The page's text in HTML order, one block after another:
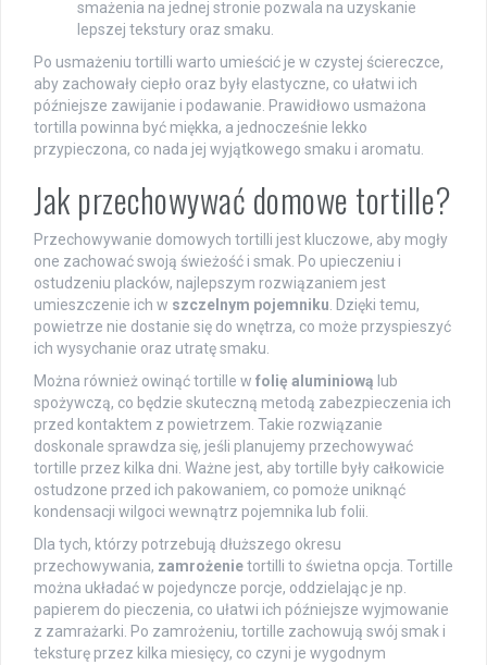
smażenia na jednej stronie pozwala na uzyskanie
lepszej tekstury oraz smaku.
Po usmażeniu tortilli warto umieścić je w czystej ściereczce,
aby zachowały ciepło oraz były elastyczne, co ułatwi ich
późniejsze zawijanie i podawanie. Prawidłowo usmażona
tortilla powinna być miękka, a jednocześnie lekko
przypieczona, co nada jej wyjątkowego smaku i aromatu.
Jak przechowywać domowe tortille?
Przechowywanie domowych tortilli jest kluczowe, aby mogły
one zachować swoją świeżość i smak. Po upieczeniu i
ostudzeniu placków, najlepszym rozwiązaniem jest
umieszczenie ich w szczelnym pojemniku . Dzięki temu,
powietrze nie dostanie się do wnętrza, co może przyspieszyć
ich wysychanie oraz utratę smaku.
Można również owinąć tortille w folię aluminiową lub
spożywczą, co będzie skuteczną metodą zabezpieczenia ich
przed kontaktem z powietrzem. Takie rozwiązanie
doskonale sprawdza się, jeśli planujemy przechowywać
tortille przez kilka dni. Ważne jest, aby tortille były całkowicie
ostudzone przed ich pakowaniem, co pomoże uniknąć
kondensacji wilgoci wewnątrz pojemnika lub folii.
Dla tych, którzy potrzebują dłuższego okresu
przechowywania, zamrożenietortilli to świetna opcja. Tortille
można układać w pojedyncze porcje, oddzielając je np.
papierem do pieczenia, co ułatwi ich późniejsze wyjmowanie
z zamrażarki. Po zamrożeniu, tortille zachowują swój smak i
teksturę przez kilka miesięcy, co czyni je wygodnym